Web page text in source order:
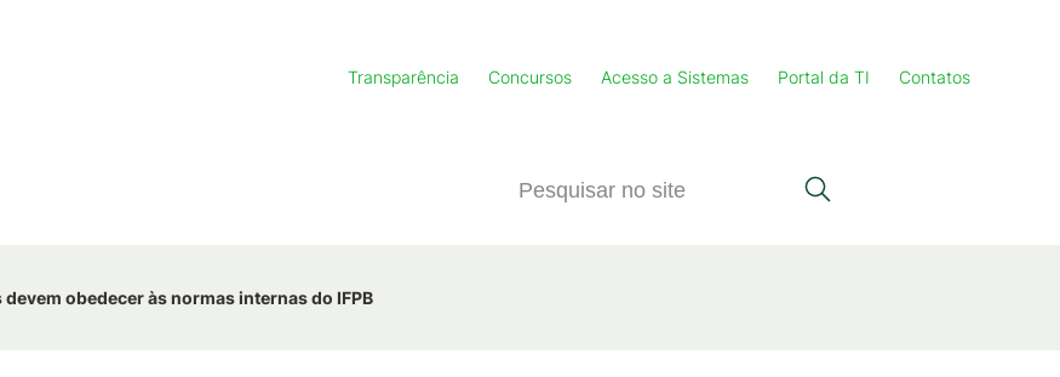
Transparência Concursos Acesso a Sistemas Portal da TI Contatos
obedecer às normas internas do IFPB